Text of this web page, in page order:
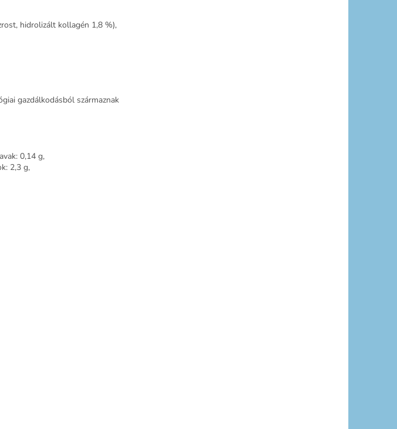
hidrolizált kollagén 1,8 %),
gazdálkodásból származnak
0,14 g,
2,3 g,